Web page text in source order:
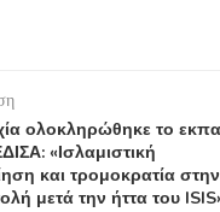
ολοκληρώθηκε το
«Ισλαμιστική
και τρομοκρατία
μετά την ήττα του